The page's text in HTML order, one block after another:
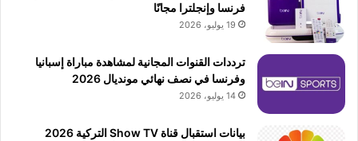
فرنسا وإنجلترا مجانًا
19 يوليو، 2026
ترددات القنوات المجانية لمشاهدة مباراة إسبانيا
وفرنسا في نصف نهائي مونديال 2026
14 يوليو، 2026
بيانات استقبال قناة Show TV التركية 2026